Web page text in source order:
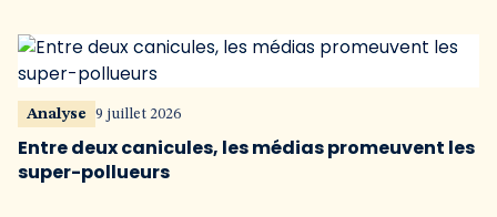
Analyse 9 juillet 2026
Entre deux canicules, les médias promeuvent les
super-pollueurs